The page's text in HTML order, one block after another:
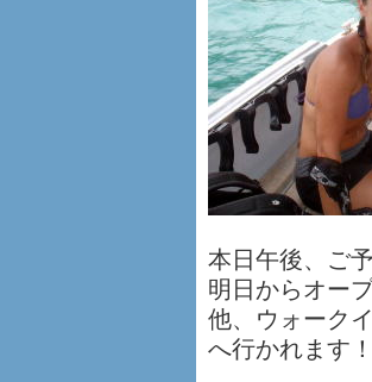
本日午後、ご
明日からオー
他、ウォーク
へ行かれます